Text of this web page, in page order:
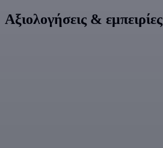
Αξιολογήσεις & εμπειρίες